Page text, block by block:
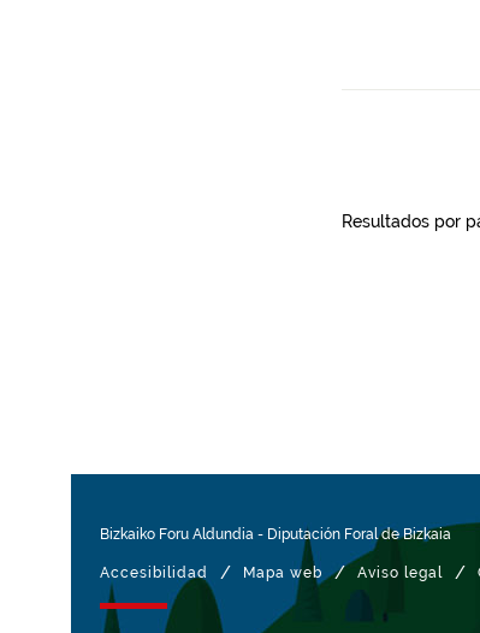
Resultados por
Bizkaiko Foru Aldundia - Diputación Foral de Bizkaia
Accesibilidad / Mapa web / Aviso legal /